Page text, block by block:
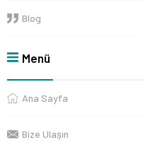
Blog
Menü
Ana Sayfa
Bize Ulaşın